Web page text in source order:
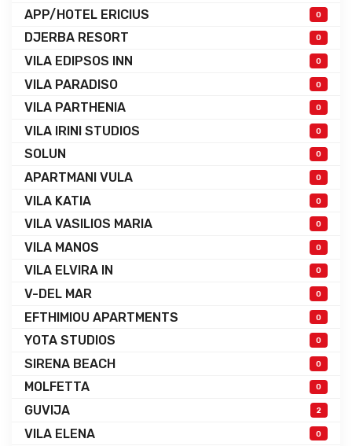
APP/HOTEL ERICIUS 0
DJERBA RESORT 0
VILA EDIPSOS INN 0
VILA PARADISO 0
VILA PARTHENIA 0
VILA IRINI STUDIOS 0
SOLUN 0
APARTMANI VULA 0
VILA KATIA 0
VILA VASILIOS MARIA 0
VILA MANOS 0
VILA ELVIRA IN 0
V-DEL MAR 0
EFTHIMIOU APARTMENTS 0
YOTA STUDIOS 0
SIRENA BEACH 0
MOLFETTA 0
GUVIJA 2
VILA ELENA 0